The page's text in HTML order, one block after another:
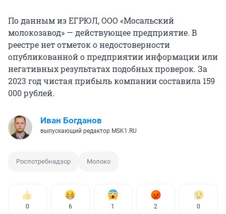
По данным из ЕГРЮЛ, ООО «Мосальский
молокозавод» — действующее предприятие. В
реестре нет отметок о недостоверности
опубликованной о предприятии информации или
негативных результатах подобных проверок. За
2023 год чистая прибыль компании составила 159
000 рублей.
Иван Богданов
выпускающий редактор MSK1.RU
Роспотребнадзор Молоко
0 6 1 2 0